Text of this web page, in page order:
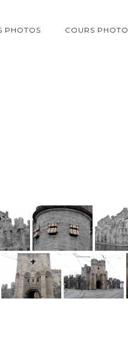
PHOTOS COURS PHOTO